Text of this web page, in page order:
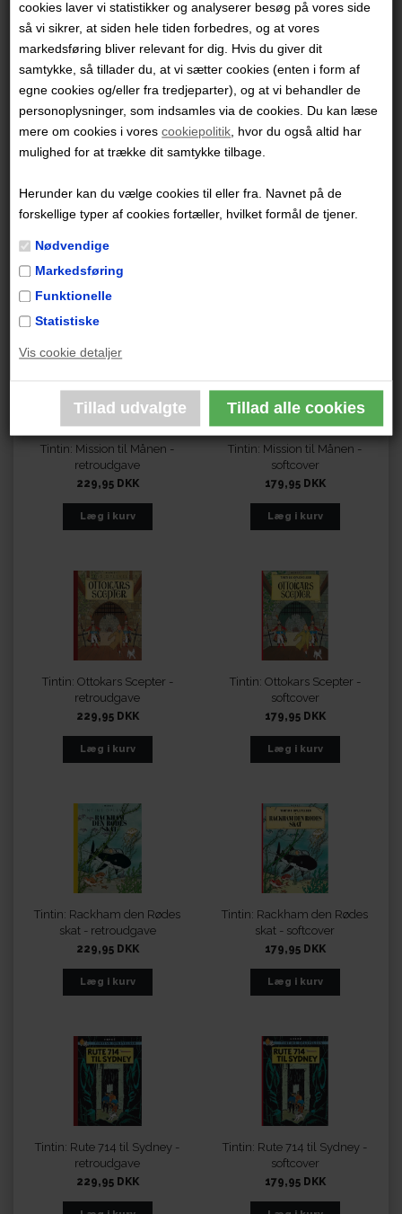
cookies laver vi statistikker og analyserer besøg på vores side
så vi sikrer, at siden hele tiden forbedres, og at vores
markedsføring bliver relevant for dig. Hvis du giver dit
samtykke, så tillader du, at vi sætter cookies (enten i form af
egne cookies og/eller fra tredjeparter), og at vi behandler de
personoplysninger, som indsamles via de cookies. Du kan læse
mere om cookies i vorescookiepolitik , hvor du også altid har
mulighed for at trække dit samtykke tilbage.
Herunder kan du vælge cookies til eller fra. Navnet på de
forskellige typer af cookies fortæller, hvilket formål de tjener.
Nødvendige
Markedsføring
Funktionelle
Statistiske
Vis cookie detaljer
retroudgave
179,95 DKK
Tintin: Landet med det sorte
229,95 DKK
Tintin: Landet med det sorte
Tintin: Mission til Månen -
retroudgave
229,95 DKK
Tintin: Mission til Månen -
softcover
179,95 DKK
Tintin: Ottokars Scepter -
retroudgave
229,95 DKK
Tintin: Ottokars Scepter -
softcover
179,95 DKK
Tintin: Rackham den Rødes
skat - retroudgave
229,95 DKK
Tintin: Rackham den Rødes
skat - softcover
179,95 DKK
Tintin: Rute 714 til Sydney -
retroudgave
229,95 DKK
Tintin: Rute 714 til Sydney -
softcover
179,95 DKK